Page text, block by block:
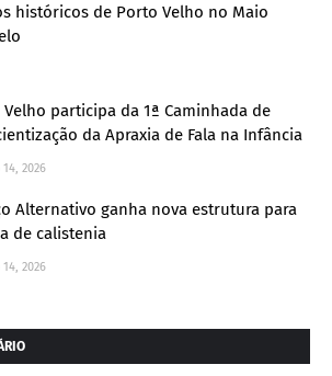
históricos de Porto Velho no Maio
participa da 1ª Caminhada de
da Apraxia de Fala na Infância
14, 2026
Alternativo ganha nova estrutura para
de calistenia
14, 2026